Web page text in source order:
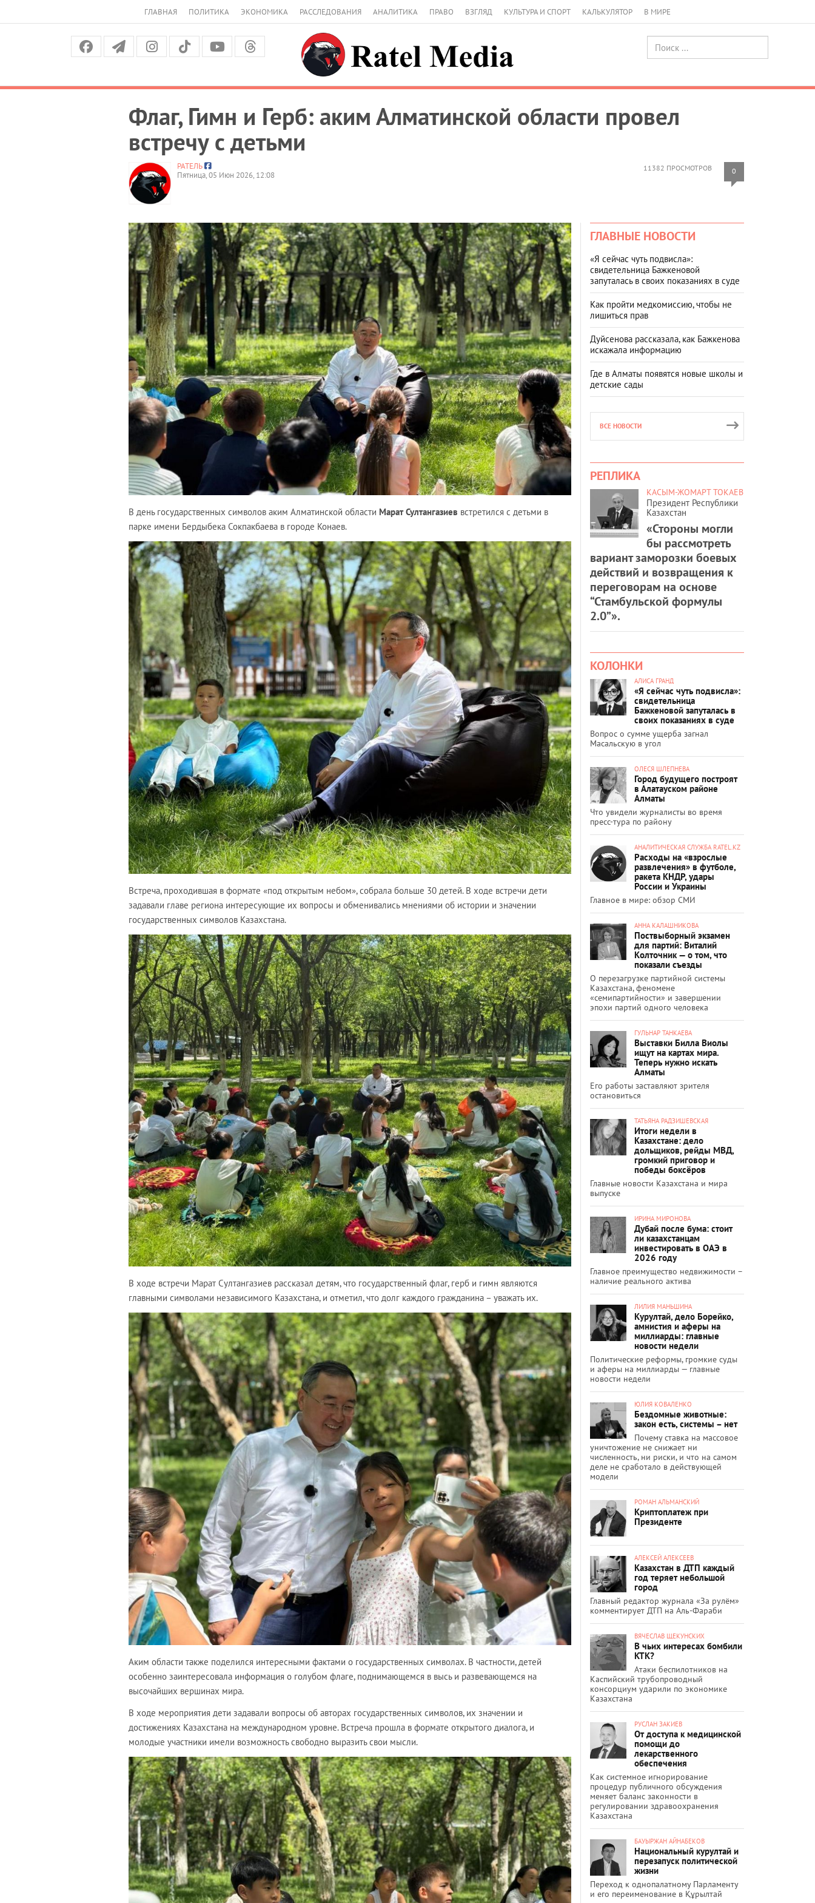
ГЛАВНАЯ ПОЛИТИКА ЭКОНОМИКА РАССЛЕДОВАНИЯ АНАЛИТИКА ПРАВО ВЗГЛЯД КУЛЬТУРА И СПОРТ КАЛЬКУЛЯТОР В МИРЕ
Флаг, Гимн и Герб: аким Алматинской области провел
встречу с детьми
11382 ПРОСМОТРОВ 0
РАТЕЛЬ
Пятница, 05 Июн 2026, 12:08
В день государственных символов аким Алматинской области Марат Султангазиев встретился с детьми в
парке имени Бердыбека Сокпакбаева в городе Конаев.
Встреча, проходившая в формате «под открытым небом», собрала больше 30 детей. В ходе встречи дети
задавали главе региона интересующие их вопросы и обменивались мнениями об истории и значении
государственных символов Казахстана.
В ходе встречи Марат Султангазиев рассказал детям, что государственный флаг, герб и гимн являются
главными символами независимого Казахстана, и отметил, что долг каждого гражданина – уважать их.
Аким области также поделился интересными фактами о государственных символах. В частности, детей
особенно заинтересовала информация о голубом флаге, поднимающемся в высь и развевающемся на
высочайших вершинах мира.
В ходе мероприятия дети задавали вопросы об авторах государственных символов, их значении и
достижениях Казахстана на международном уровне. Встреча прошла в формате открытого диалога, и
молодые участники имели возможность свободно выразить свои мысли.
ГЛАВНЫЕ НОВОСТИ
«Я сейчас чуть подвисла»:
свидетельница Бажкеновой
запуталась в своих показаниях в суде
Как пройти медкомиссию, чтобы не
лишиться прав
Дуйсенова рассказала, как Бажкенова
искажала информацию
Где в Алматы появятся новые школы и
детские сады
ВСЕ НОВОСТИ
РЕПЛИКА
КАСЫМ-ЖОМАРТ ТОКАЕВ
Президент Республики
Казахстан
«Стороны могли
бы рассмотреть
вариант заморозки боевых
действий и возвращения к
переговорам на основе
“Стамбульской формулы
2.0”».
КОЛОНКИ
АЛИСА ГРАНД
«Я сейчас чуть подвисла»:
свидетельница
Бажкеновой запуталась в
своих показаниях в суде
Вопрос о сумме ущерба загнал
Масальскую в угол
ОЛЕСЯ ШЛЕПНЕВА
Город будущего построят
в Алатауском районе
Алматы
Что увидели журналисты во время
пресс-тура по району
АНАЛИТИЧЕСКАЯ СЛУЖБА RATEL.KZ
Расходы на «взрослые
развлечения» в футболе,
ракета КНДР, удары
России и Украины
Главное в мире: обзор СМИ
АННА КАЛАШНИКОВА
Поствыборный экзамен
для партий: Виталий
Колточник — о том, что
показали съезды
О перезагрузке партийной системы
Казахстана, феномене
«семипартийности» и завершении
эпохи партий одного человека
ГУЛЬНАР ТАНКАЕВА
Выставки Билла Виолы
ищут на картах мира.
Теперь нужно искать
Алматы
Его работы заставляют зрителя
остановиться
ТАТЬЯНА РАДЗИШЕВСКАЯ
Итоги недели в
Казахстане: дело
дольщиков, рейды МВД,
громкий приговор и
победы боксёров
Главные новости Казахстана и мира
выпуске
ИРИНА МИРОНОВА
Дубай после бума: стоит
ли казахстанцам
инвестировать в ОАЭ в
2026 году
Главное преимущество недвижимости –
наличие реального актива
ЛИЛИЯ МАНЬШИНА
Курултай, дело Борейко,
амнистия и аферы на
миллиарды: главные
новости недели
Политические реформы, громкие суды
и аферы на миллиарды — главные
новости недели
ЮЛИЯ КОВАЛЕНКО
Бездомные животные:
закон есть, системы – нет
Почему ставка на массовое
уничтожение не снижает ни
численность, ни риски, и что на самом
деле не сработало в действующей
модели
РОМАН АЛЬМАНСКИЙ
Криптоплатеж при
Президенте
АЛЕКСЕЙ АЛЕКСЕЕВ
Казахстан в ДТП каждый
год теряет небольшой
город
Главный редактор журнала «За рулём»
комментирует ДТП на Аль-Фараби
ВЯЧЕСЛАВ ЩЕКУНСКИХ
В чьих интересах бомбили
КТК?
Атаки беспилотников на
Каспийский трубопроводный
консорциум ударили по экономике
Казахстана
РУСЛАН ЗАКИЕВ
От доступа к медицинской
помощи до
лекарственного
обеспечения
Как системное игнорирование
процедур публичного обсуждения
меняет баланс законности в
регулировании здравоохранения
Казахстана
БАУЫРЖАН АЙНАБЕКОВ
Национальный курултай и
перезапуск политической
жизни
Переход к однопалатному Парламенту
и его переименование в Құрылтай